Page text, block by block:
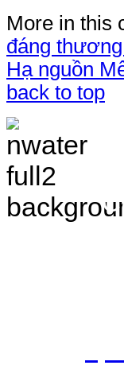
More in this
đáng
Hạ nguồn
back to top